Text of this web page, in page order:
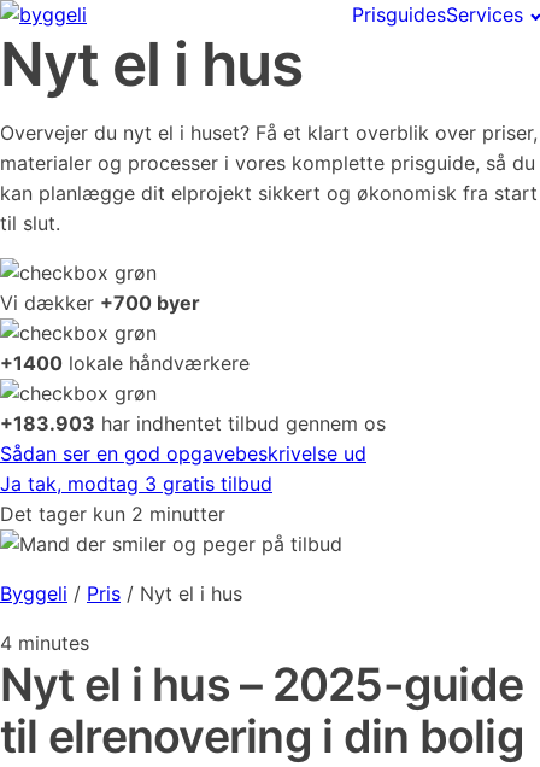
PrisguidesServices
Nyt el i hus
Overvejer du nyt el i huset? Få et klart overblik over priser,
materialer og processer i vores komplette prisguide, så du
kan planlægge dit elprojekt sikkert og økonomisk fra start
til slut.
Vi dækker +700 byer
+1400 lokale håndværkere
+183.903 har indhentet tilbud gennem os
Sådan ser en god opgavebeskrivelse ud
Ja tak, modtag 3 gratis tilbud
Det tager kun 2 minutter
Byggeli / Pris / Nyt el i hus
4 minutes
Nyt el i hus – 2025-guide
til elrenovering i din bolig